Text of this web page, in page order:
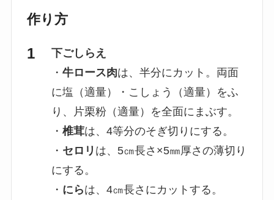
作り方
下ごしらえ
・ 牛ロース肉は、半分にカット。両面
に塩（適量）・こしょう（適量）をふ
り、片栗粉（適量）を全面にまぶす。
・ 椎茸は、4等分のそぎ切りにする。
・ セロリ は、5㎝長さ×5㎜厚さの薄切り
にする。
・ にらは、4㎝長さにカットする。